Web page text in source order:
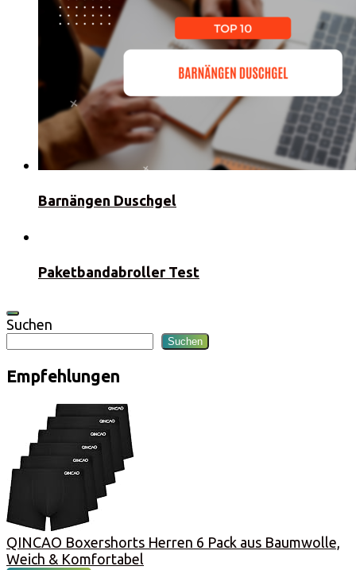
Barnängen Duschgel
Paketbandabroller Test
Suchen
Suchen
Empfehlungen
QINCAO Boxershorts Herren 6 Pack aus Baumwolle,
Weich & Komfortabel